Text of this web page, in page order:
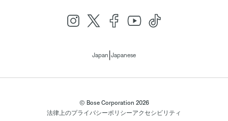
Japan Japanese
© Bose Corporation 2026
法律上のプライバシーポリシーアクセシビリティ